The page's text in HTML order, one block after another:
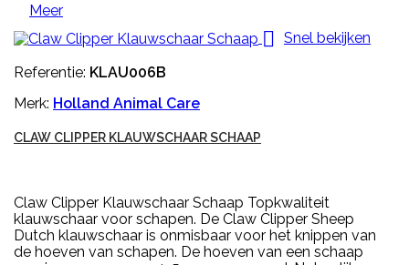
Meer
 Snel bekijken
Referentie: KLAU006B
Merk: Holland Animal Care
CLAW CLIPPER KLAUWSCHAAR SCHAAP
Claw Clipper Klauwschaar Schaap Topkwaliteit
klauwschaar voor schapen. De Claw Clipper Sheep
Dutch klauwschaar is onmisbaar voor het knippen van
de hoeven van schapen. De hoeven van een schaap